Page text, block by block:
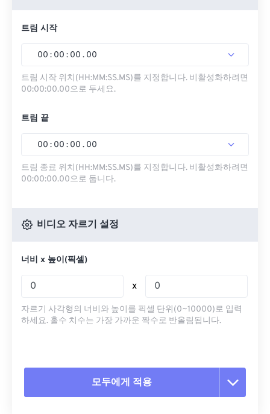
트림 시작
00 : 00 : 00 . 00
트림 시작 위치(HH:MM:SS.MS)를 지정합니다. 비활성화하려면
00:00:00.00으로 두세요.
트림 끝
00 : 00 : 00 . 00
트림 종료 위치(HH:MM:SS.MS)를 지정합니다. 비활성화하려면
00:00:00.00으로 둡니다.
비디오 자르기 설정
너비 x 높이(픽셀)
x
자르기 사각형의 너비와 높이를 픽셀 단위(0~10000)로 입력
하세요. 홀수 치수는 가장 가까운 짝수로 반올림됩니다.
모두에게 적용